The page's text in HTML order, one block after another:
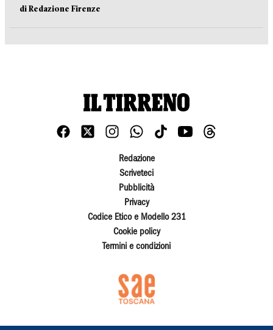
di Redazione Firenze
Redazione
Scriveteci
Pubblicità
Privacy
Codice Etico e Modello 231
Cookie policy
Termini e condizioni